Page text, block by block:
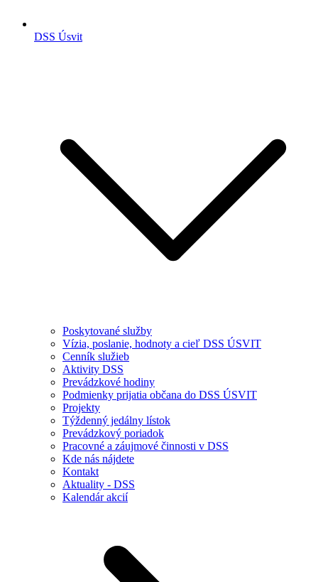
DSS Úsvit
Poskytované služby
Vízia, poslanie, hodnoty a cieľ DSS ÚSVIT
Cenník služieb
Aktivity DSS
Prevádzkové hodiny
Podmienky prijatia občana do DSS ÚSVIT
Projekty
Týždenný jedálny lístok
Prevádzkový poriadok
Pracovné a záujmové činnosti v DSS
Kde nás nájdete
Kontakt
Aktuality - DSS
Kalendár akcií